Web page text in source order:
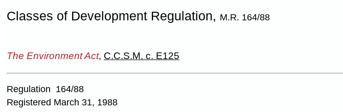
Classes of Development Regulation, M.R. 164/88
The Environment Act, C.C.S.M. c. E125
Regulation 164/88
Registered March 31, 1988